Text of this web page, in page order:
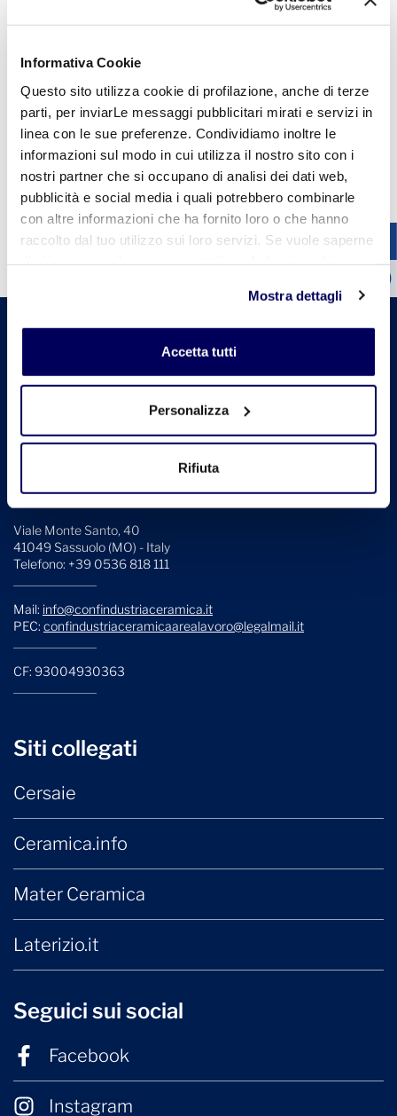
Informativa Cookie
Questo sito utilizza cookie di profilazione, anche di terze
parti, per inviarLe messaggi pubblicitari mirati e servizi in
linea con le sue preferenze. Condividiamo inoltre le
informazioni sul modo in cui utilizza il nostro sito con i
nostri partner che si occupano di analisi dei dati web,
pubblicità e social media i quali potrebbero combinarle
con altre informazioni che ha fornito loro o che hanno
raccolto dal tuo utilizzo sui loro servizi. Se vuole saperne
sul tasto "Accetta tutti". Se non vuole i cookie di
profilazione può negare il consenso sul tasto "Rifiuta".
Mostra dettagli
Accetta tutti
Personalizza
Rifiuta
Link
Canale scritto di segnalazione
Confindustria Ceramica è l'Associazione che rappresenta, collega,
ceramica, materiali refrattari, laterizi, sanitari, stoviglierie e
Viale Monte Santo, 40
41049 Sassuolo (MO) - Italy
Telefono: +39 0536 818 111
Mail: info@confindustriaceramica.it
PEC: confindustriaceramicaarealavoro@legalmail.it
CF: 93004930363
Siti collegati
Cersaie
Ceramica.info
Mater Ceramica
Laterizio.it
Seguici sui social
Facebook
Instagram